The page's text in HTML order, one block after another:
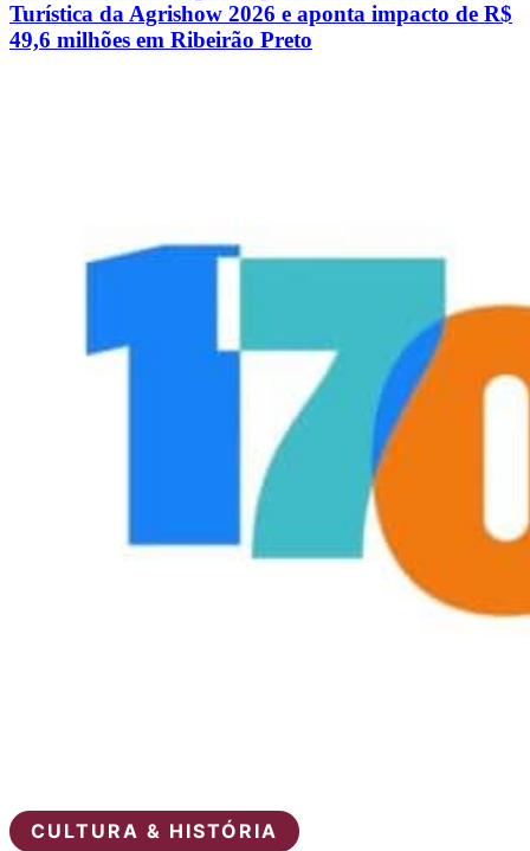
Turística da Agrishow 2026 e aponta impacto de R$
49,6 milhões em Ribeirão Preto
CULTURA & HISTÓRIA